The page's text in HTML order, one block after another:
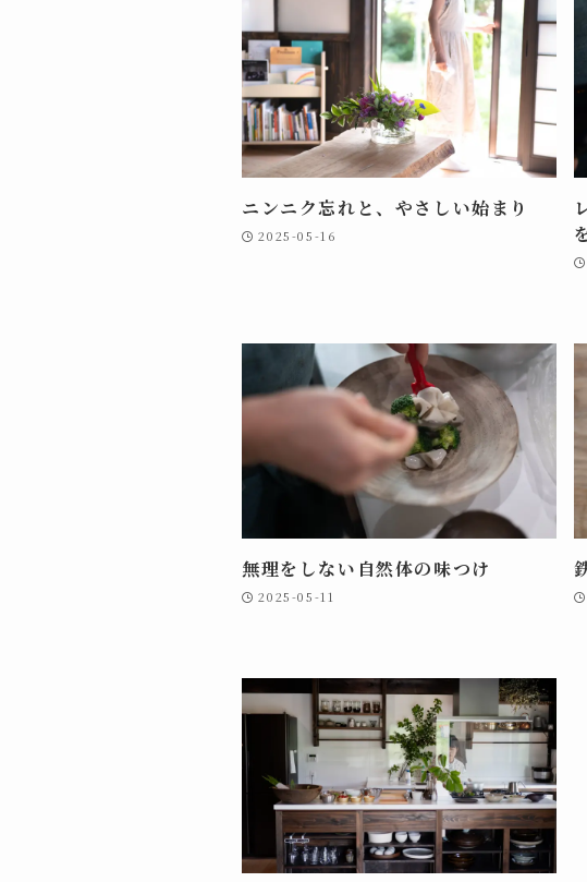
ニンニク忘れと、やさしい始まり
2025-05-16
無理をしない自然体の味つけ
2025-05-11